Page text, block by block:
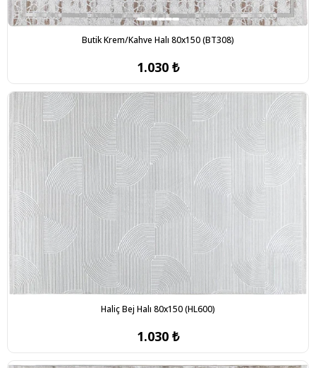
Butik Krem/Kahve Halı 80x150 (BT308)
1.030 ₺
Haliç Bej Halı 80x150 (HL600)
1.030 ₺